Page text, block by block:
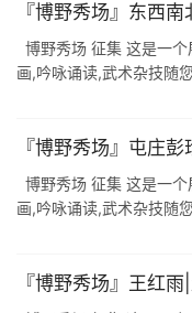
『博野秀场』东西
博野秀场 征集 这是一
画,吟咏诵读,武术杂技随
『博野秀场』屯庄
博野秀场 征集 这是一
画,吟咏诵读,武术杂技随
『博野秀场』王红